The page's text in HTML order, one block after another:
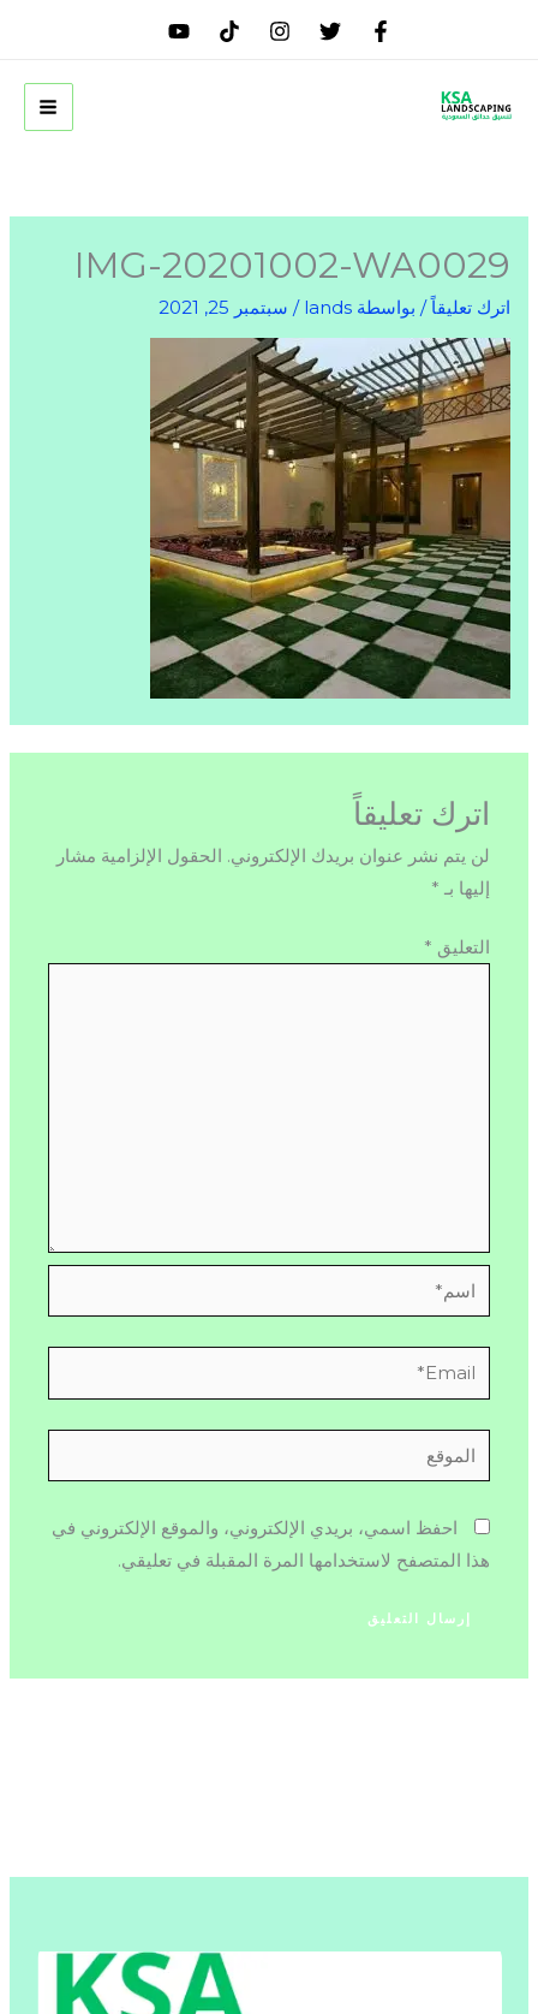
IMG-20201002-WA0029
اترك تعليقاً / بواسطة lands
/ سبتمبر 25, 2021
اترك تعليقاً
لن يتم نشر عنوان بريدك الإلكتروني. الحقول الإلزامية مشار
إليها بـ *
التعليق *
اسم*
Email*
الموقع
احفظ اسمي، بريدي الإلكتروني، والموقع الإلكتروني في
هذا المتصفح لاستخدامها المرة المقبلة في تعليقي.